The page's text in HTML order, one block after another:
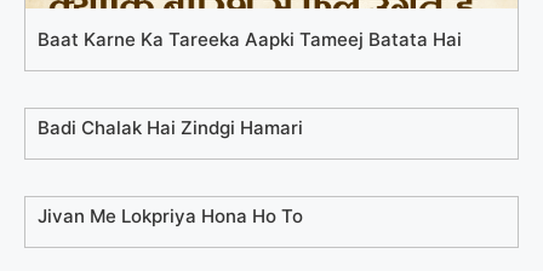
Baat Karne Ka Tareeka Aapki Tameej Batata Hai
Badi Chalak Hai Zindgi Hamari
Jivan Me Lokpriya Hona Ho To